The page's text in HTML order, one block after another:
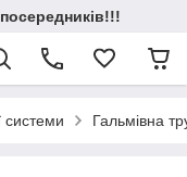
системи Гальмівна